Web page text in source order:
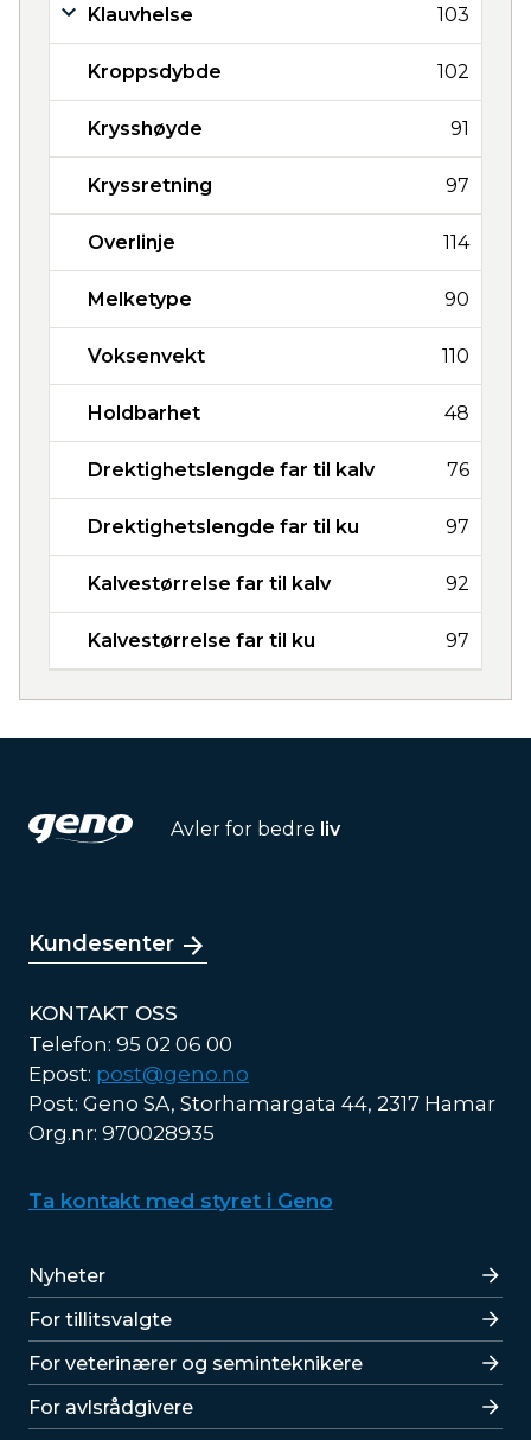
Klauvhelse 103
Kroppsdybde 102
Krysshøyde 91
Kryssretning 97
Overlinje 114
Melketype 90
Voksenvekt 110
Holdbarhet 48
Drektighetslengde far til kalv 76
Drektighetslengde far til ku 97
Kalvestørrelse far til kalv 92
Kalvestørrelse far til ku 97
Avler for bedre liv
Kundesenter
KONTAKT OSS
Telefon: 95 02 06 00
Epost: post@geno.no
Post: Geno SA, Storhamargata 44, 2317 Hamar
Org.nr: 970028935
Ta kontakt med styret i Geno
Lenker
Nyheter
For tillitsvalgte
For veterinærer og seminteknikere
For avlsrådgivere